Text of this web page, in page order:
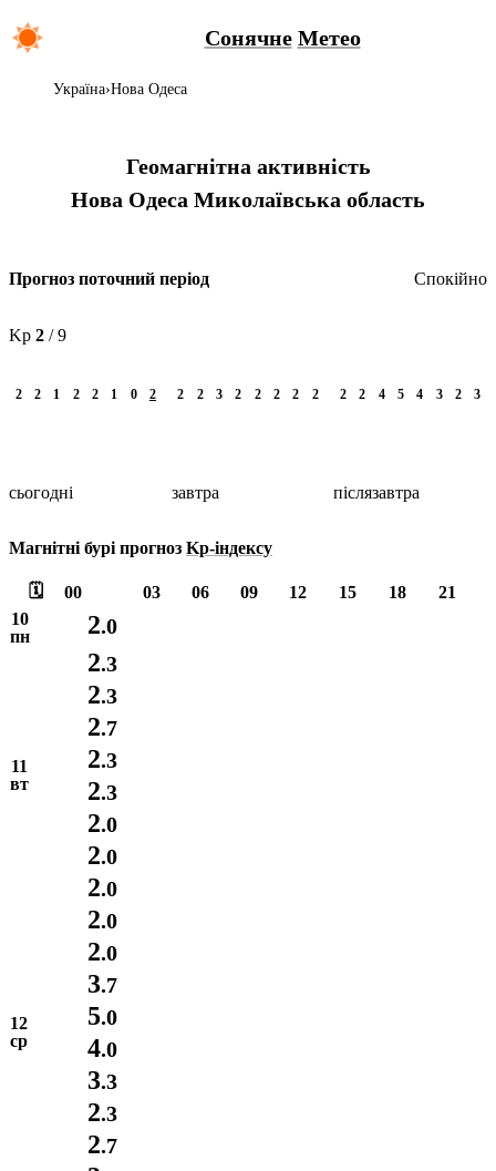
Сонячне Метео
Україна Нова Одеса
Геомагнітна активність
Нова Одеса Миколаївська область
Прогноз поточний період Спокійно
Kp 2 / 9
2 2 1 2 2 1 0 2 2 2 3 2 2 2 2 2 2 2 4 5 4 3 2 3
сьогодні завтра післязавтра
Магнітні бурі прогноз Kp-індексу
🗓️ 00 03 06 09 12 15 18
21
10
пн
2.0
11
вт
2.3
2.3
2.7
2.3
2.3
2.0
2.0
2.0
12
ср
2.0
2.0
3.7
5.0
4.0
3.3
2.3
2.7